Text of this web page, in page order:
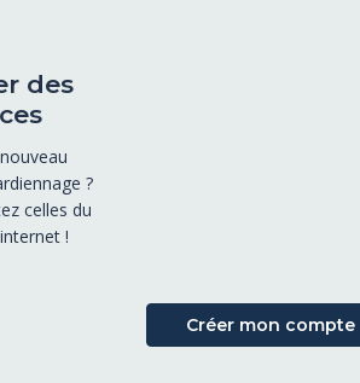
des
?
celles du
!
Créer mon compte